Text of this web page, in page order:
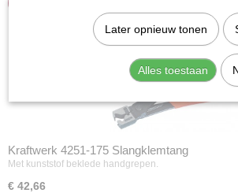
Kraftwerk 4251-175 Slangklemtang
Met kunststof beklede handgrepen.
€ 42,66
Later opnieuw tonen
Alles toestaan